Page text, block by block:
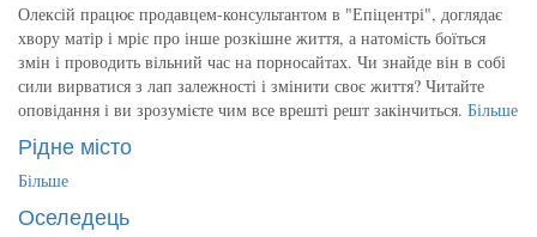
Олексій працює продавцем-консультантом в "Епіцентрі", доглядає
хвору матір і мріє про інше розкішне життя, а натомість боїться
змін і проводить вільний час на порносайтах. Чи знайде він в собі
сили вирватися з лап залежності і змінити своє життя? Читайте
оповідання і ви зрозумієте чим все врешті решт закінчиться. Більше
Рідне місто
Більше
Оселедець